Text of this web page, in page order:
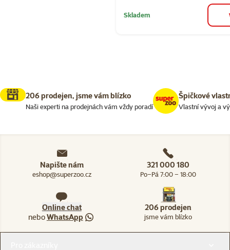
Skladem
206 prodejen, jsme vám blízko
Naši experti na prodejnách vám vždy poradí
Špičkové
Vlastní vývoj a
Napište nám
eshop@superzoo.cz
321 000 180
Po–Pá 7:00 – 18:00
Online chat
neboWhatsApp
206 prodejen
jsme vám blízko